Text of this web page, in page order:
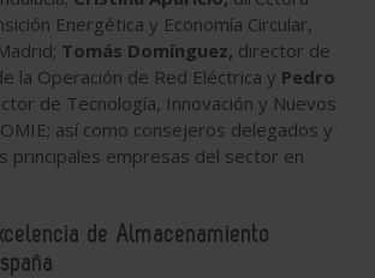
Energética y Economía Circular,
Tomás Domínguez, director de
la Operación de Red Eléctrica y Pedro
de Tecnología, Innovación y Nuevos
así como consejeros delegados y
principales empresas del sector en
de Almacenamiento